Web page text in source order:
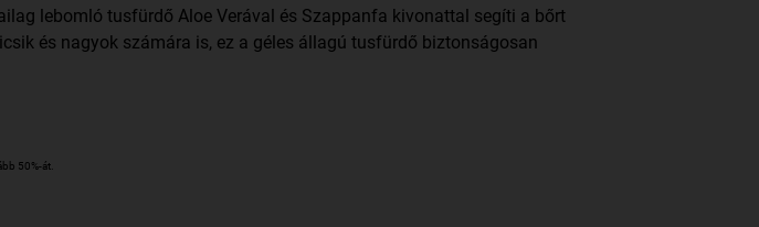
lebomló tusfürdő Aloe Verával és Szappanfa kivonattal segíti a bőrt
és nagyok számára is, ez a géles állagú tusfürdő biztonságosan
50%-át.